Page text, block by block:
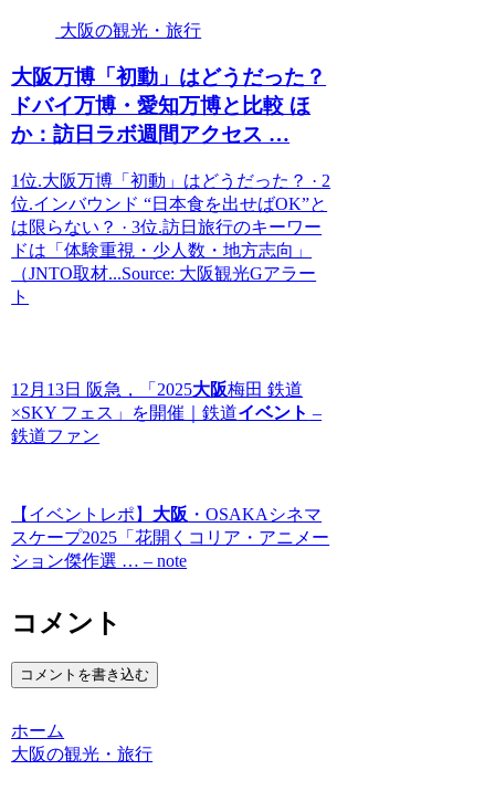
大阪の観光・旅行
大阪万博「初動」はどうだった？
ドバイ万博・愛知万博と比較 ほ
か：訪日ラボ週間アクセス …
1位.大阪万博「初動」はどうだった？ · 2
位.インバウンド “日本食を出せばOK”と
は限らない？ · 3位.訪日旅行のキーワー
ドは「体験重視・少人数・地方志向」
（JNTO取材...Source: 大阪観光Gアラー
ト
12月13日 阪急，「2025大阪梅田 鉄道
×SKY フェス」を開催｜鉄道イベント –
鉄道ファン
【イベントレポ】 大阪 ・OSAKAシネマ
スケープ2025「花開くコリア・アニメー
ション傑作選 … – note
コメント
コメントを書き込む
ホーム
大阪の観光・旅行